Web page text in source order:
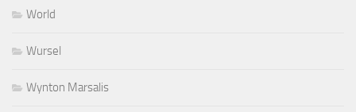
World
Wursel
Wynton Marsalis